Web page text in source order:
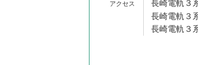
長崎電軌３
長崎電軌３
長崎電軌３